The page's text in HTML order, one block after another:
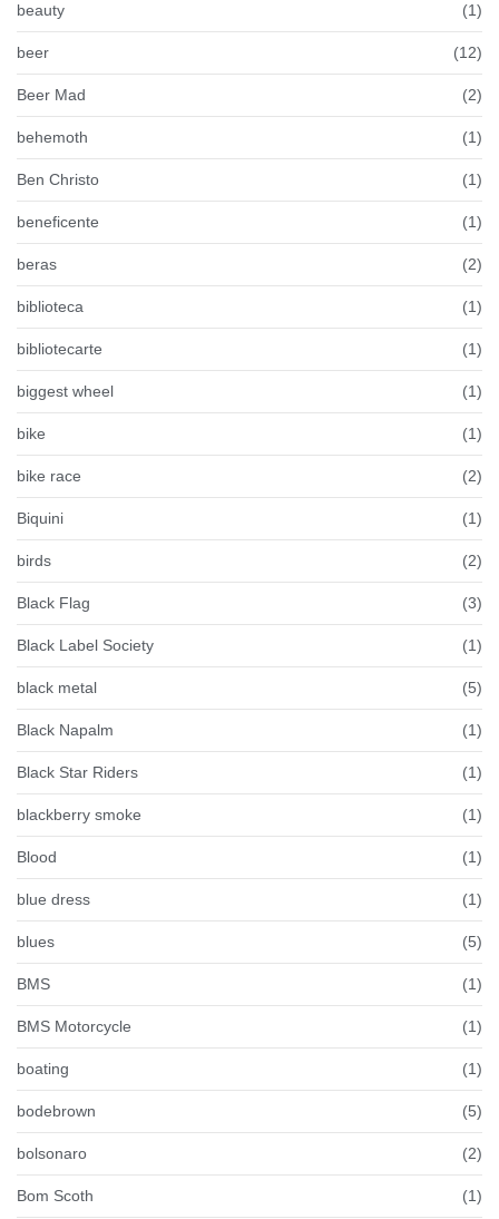
beauty (1)
beer (12)
Beer Mad (2)
behemoth (1)
Ben Christo (1)
beneficente (1)
beras (2)
biblioteca (1)
bibliotecarte (1)
biggest wheel (1)
bike (1)
bike race (2)
Biquini (1)
birds (2)
Black Flag (3)
Black Label Society (1)
black metal (5)
Black Napalm (1)
Black Star Riders (1)
blackberry smoke (1)
Blood (1)
blue dress (1)
blues (5)
BMS (1)
BMS Motorcycle (1)
boating (1)
bodebrown (5)
bolsonaro (2)
Bom Scoth (1)